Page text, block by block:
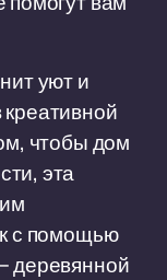
уют и
чтобы дом
эта
с помощью
деревянной